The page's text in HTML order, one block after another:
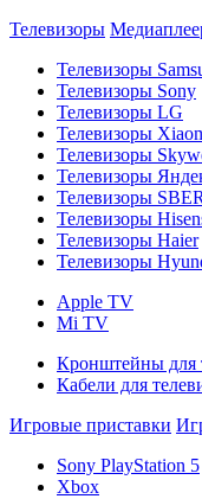
Телевизоры
Телевизоры
Телевизоры Sony
Телевизоры LG
Телевизоры
Телевизоры
Телевизоры
Телевизоры SBER
Телевизоры
Телевизоры Haier
Телевизоры
Apple TV
Mi TV
Кронштейны для
Кабели для
Игровые приставки
Sony PlayStation 5
Xbox